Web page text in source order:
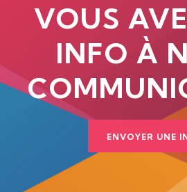
VOUS
INFO À
ENVOYER UNE